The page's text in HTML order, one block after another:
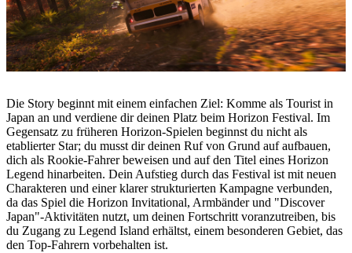
Die Story beginnt mit einem einfachen Ziel: Komme als Tourist in
Japan an und verdiene dir deinen Platz beim Horizon Festival. Im
Gegensatz zu früheren Horizon-Spielen beginnst du nicht als
etablierter Star; du musst dir deinen Ruf von Grund auf aufbauen,
dich als Rookie-Fahrer beweisen und auf den Titel eines Horizon
Legend hinarbeiten. Dein Aufstieg durch das Festival ist mit neuen
Charakteren und einer klarer strukturierten Kampagne verbunden,
da das Spiel die Horizon Invitational, Armbänder und "Discover
Japan"-Aktivitäten nutzt, um deinen Fortschritt voranzutreiben, bis
du Zugang zu Legend Island erhältst, einem besonderen Gebiet, das
den Top-Fahrern vorbehalten ist.